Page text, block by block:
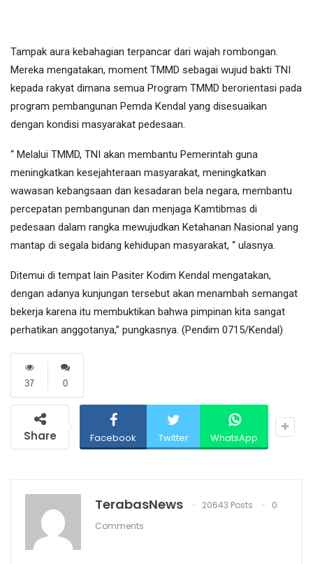
Tampak aura kebahagian terpancar dari wajah rombongan.
Mereka mengatakan, moment TMMD sebagai wujud bakti TNI
kepada rakyat dimana semua Program TMMD berorientasi pada
program pembangunan Pemda Kendal yang disesuaikan
dengan kondisi masyarakat pedesaan.
“ Melalui TMMD, TNI akan membantu Pemerintah guna
meningkatkan kesejahteraan masyarakat, meningkatkan
wawasan kebangsaan dan kesadaran bela negara, membantu
percepatan pembangunan dan menjaga Kamtibmas di
pedesaan dalam rangka mewujudkan Ketahanan Nasional yang
mantap di segala bidang kehidupan masyarakat, “ ulasnya.
Ditemui di tempat lain Pasiter Kodim Kendal mengatakan,
dengan adanya kunjungan tersebut akan menambah semangat
bekerja karena itu membuktikan bahwa pimpinan kita sangat
perhatikan anggotanya,” pungkasnya. (Pendim 0715/Kendal)
0
37
Share Facebook Twitter WhatsApp
TerabasNews 20643 Posts
0
Comments